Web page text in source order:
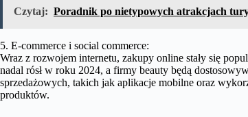
Czytaj: Poradnik po nietypowych atrakcjach
5. E-commerce i social commerce:
Wraz z rozwojem internetu, zakupy online stały się
nadal rósł w roku 2024, a firmy beauty będą
sprzedażowych, takich jak aplikacje mobilne oraz
produktów.